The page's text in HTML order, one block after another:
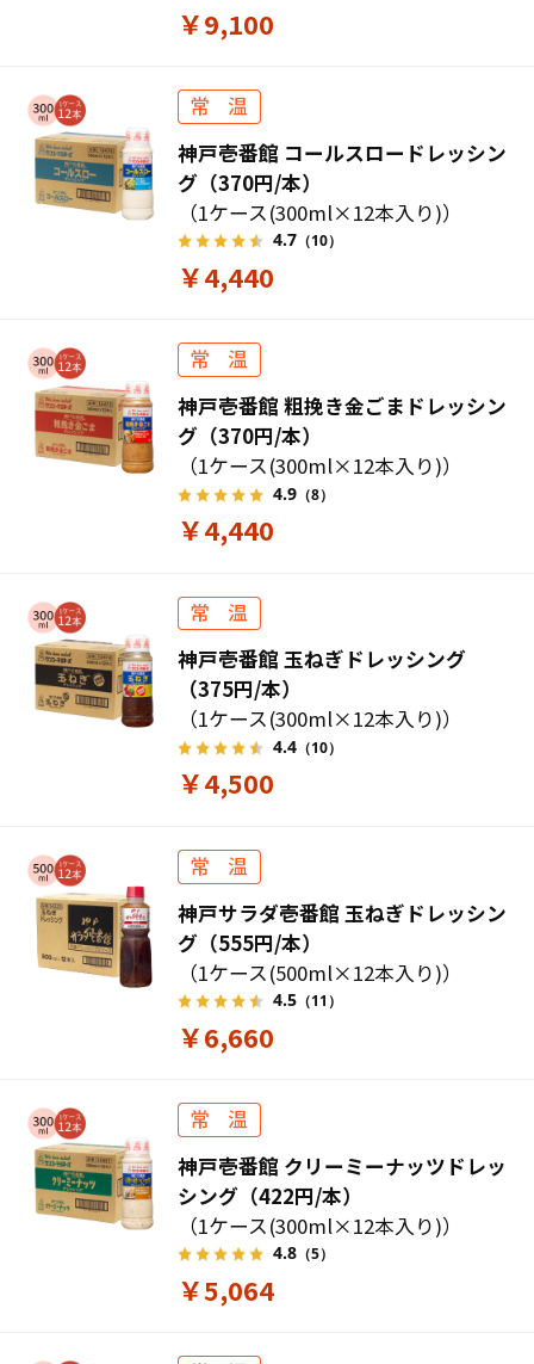
￥9,100
神戸壱番館 コールスロードレッシン
グ（370円/本）
（1ケース(300ml×12本入り)）
4.7 （10）
￥4,440
神戸壱番館 粗挽き金ごまドレッシン
グ（370円/本）
（1ケース(300ml×12本入り)）
4.9 （8）
￥4,440
神戸壱番館 玉ねぎドレッシング
（375円/本）
（1ケース(300ml×12本入り)）
4.4 （10）
￥4,500
神戸サラダ壱番館 玉ねぎドレッシン
グ（555円/本）
（1ケース(500ml×12本入り)）
4.5 （11）
￥6,660
神戸壱番館 クリーミーナッツドレッ
シング（422円/本）
（1ケース(300ml×12本入り)）
4.8 （5）
￥5,064